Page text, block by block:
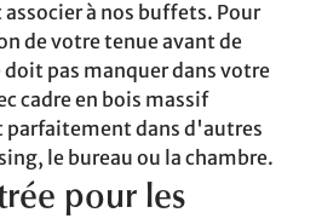
à nos buffets. Pour
de votre tenue avant de
pas manquer dans votre
cadre en bois massif
dans d'autres
le bureau ou la chambre.
pour les